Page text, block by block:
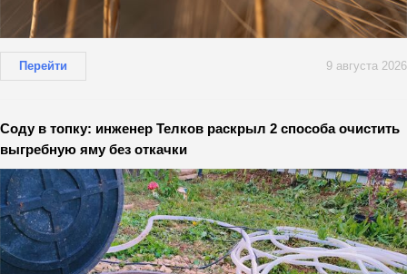
Перейти 9 августа 2026
Соду в топку: инженер Телков раскрыл 2 способа очистить
выгребную яму без откачки